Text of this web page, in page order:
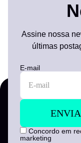
Assine nossa
últimas
E-mail
Concordo em
marketing